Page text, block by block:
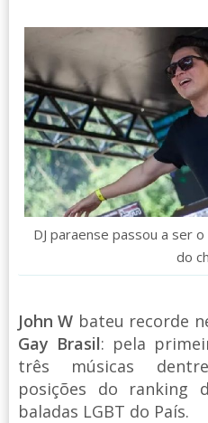
DJ paraense passou a ser
do
John W bateu recorde
Gay Brasil: pela
três músicas
posições do ranking
baladas LGBT do País.